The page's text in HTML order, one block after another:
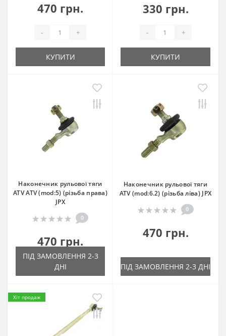
470 грн.
- +
КУПИТИ
330 грн.
- +
КУПИТИ
Наконечник рульової тяги
ATV ATV (mod:5) (різьба права)
JPX
0
470 грн.
ПІД ЗАМОВЛЕННЯ 2-3
ДНІ
Наконечник рульової тяги
ATV (mod:6.2) (різьба ліва) JPX
0
470 грн.
ПІД ЗАМОВЛЕННЯ 2-3 ДНІ
Хіт продаж